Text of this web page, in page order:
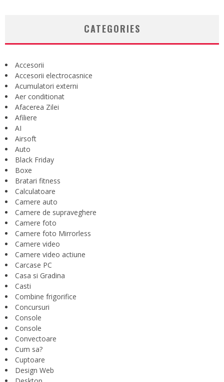
CATEGORIES
Accesorii
Accesorii electrocasnice
Acumulatori externi
Aer conditionat
Afacerea Zilei
Afiliere
AI
Airsoft
Auto
Black Friday
Boxe
Bratari fitness
Calculatoare
Camere auto
Camere de supraveghere
Camere foto
Camere foto Mirrorless
Camere video
Camere video actiune
Carcase PC
Casa si Gradina
Casti
Combine frigorifice
Concursuri
Console
Console
Convectoare
Cum sa?
Cuptoare
Design Web